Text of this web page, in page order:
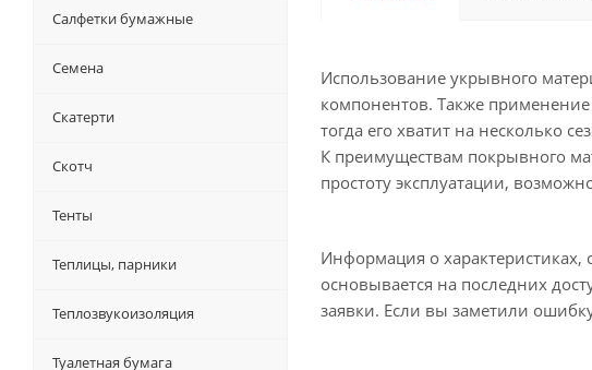
Использование укрывного
компонентов. Также применение
тогда его хватит на несколько
К преимуществам покрывного
простоту эксплуатации,
Информация о характеристиках,
основывается на последних
заявки. Если вы заметили
Салфетки бумажные
Семена
Скатерти
Скотч
Тенты
Теплицы, парники
Теплозвукоизоляция
Туалетная бумага